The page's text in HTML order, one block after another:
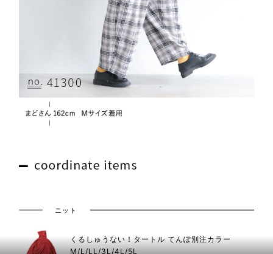
ニット
くるしゅうない！タートル てんぽ別注カラー
M/L/LL/3L/4L/5L